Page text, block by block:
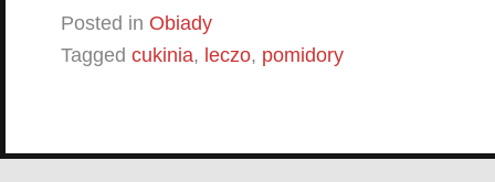
Posted in Obiady
Tagged cukinia, leczo, pomidory